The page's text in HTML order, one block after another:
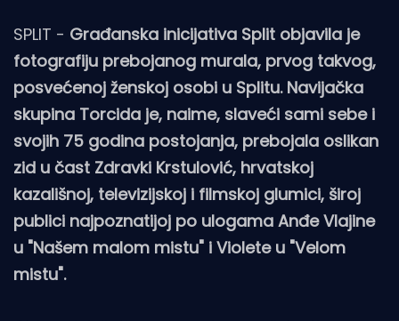
SPLIT - Građanska inicijativa Split objavila je
fotografiju prebojanog murala, prvog takvog,
posvećenoj ženskoj osobi u Splitu. Navijačka
skupina Torcida je, naime, slaveći sami sebe i
svojih 75 godina postojanja, prebojala oslikan
zid u čast Zdravki Krstulović, hrvatskoj
kazališnoj, televizijskoj i filmskoj glumici, široj
publici najpoznatijoj po ulogama Anđe Vlajine
u "Našem malom mistu" i Violete u "Velom
mistu".